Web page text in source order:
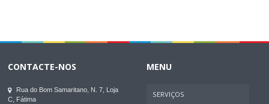
CONTACTE-NOS
Rua do Bom Samaritano, N. 7, Loja
C, Fátima
MENU
SERVIÇOS